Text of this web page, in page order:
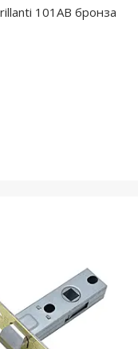
101AB бронза